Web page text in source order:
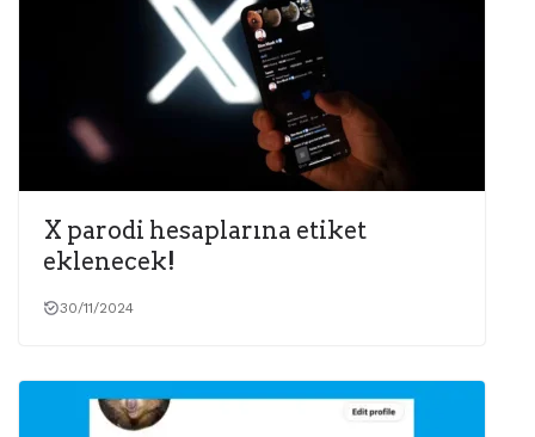
X parodi hesaplarına etiket
eklenecek!
30/11/2024